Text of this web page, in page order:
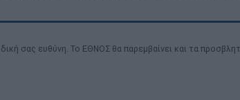
σας ευθύνη. Το ΕΘΝΟΣ θα παρεμβαίνει και τα